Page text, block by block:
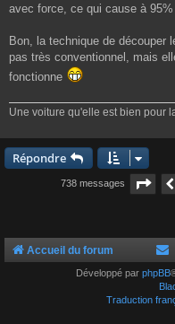
a
avec force, ce qui cause à
Bon, la technique de découper
pas très conventionnel, mais
fonctionne
Une voiture qu'elle est bien pour
Répondre
738 messages Page
Accueil du forum
Développé par phpBB
Traduction